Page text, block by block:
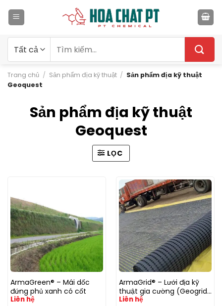
qua
kiếm:
Trang chủ / Sản phẩm địa kỹ thuật / Sản phẩm địa kỹ thuật
Geoquest
Sản phẩm địa kỹ thuật
Geoquest
LỌC
ArmaGreen® – Mái dốc
đứng phủ xanh có cốt
Liên hệ
ArmaGrid® – Lưới địa kỹ
thuật gia cường (Geogrid)
PP/PET/HDPE/Fiberglass
Liên hệ